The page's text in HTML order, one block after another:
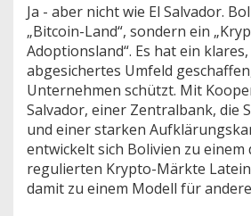
Ja - aber nicht wie El Salvador.
„Bitcoin-Land“, sondern ein
Adoptionsland“. Es hat ein
abgesichertes Umfeld
Unternehmen schützt. Mit
Salvador, einer Zentralbank, die
und einer starken
entwickelt sich Bolivien zu einem
regulierten Krypto-Märkte
damit zu einem Modell für